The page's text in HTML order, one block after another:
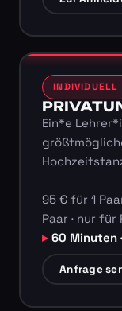
INDIVIDUELL
Ein*e
95 € für 1
Paar · nur für
60 Minuten
Anfrage